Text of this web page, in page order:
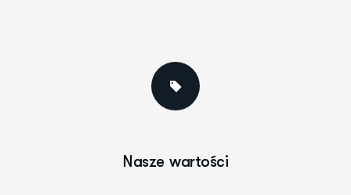
Nasze wartości